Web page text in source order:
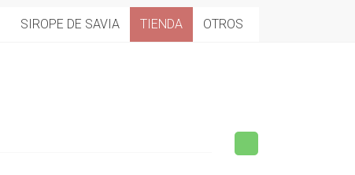
SIROPE DE SAVIA TIENDA OTROS